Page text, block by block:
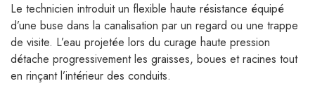
Le technicien introduit un flexible haute résistance équipé
d’une buse dans la canalisation par un regard ou une trappe
de visite. L’eau projetée lors du curage haute pression
détache progressivement les graisses, boues et racines tout
en rinçant l’intérieur des conduits.